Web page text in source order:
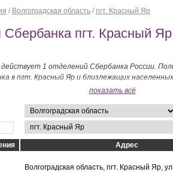
/ Волгоградская область / пгт. Красный Яр
Сбербанка пгт. Красный Яр
1 отделений Сбербанка России.
в пгт. Красный Яр и близлежащих
показать всё
Адрес
Волгоградская область, пгт. Красный Яр,